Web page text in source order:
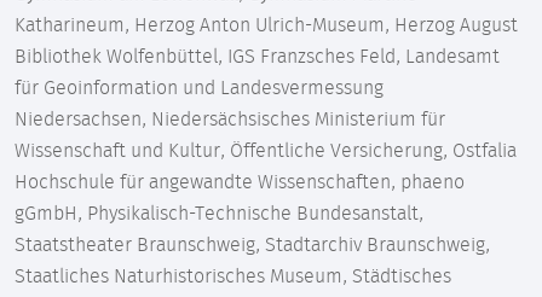
Katharineum, Herzog Anton Ulrich-Museum, Herzog August
Bibliothek Wolfenbüttel, IGS Franzsches Feld, Landesamt
für Geoinformation und Landesvermessung
Niedersachsen, Niedersächsisches Ministerium für
Wissenschaft und Kultur, Öffentliche Versicherung, Ostfalia
Hochschule für angewandte Wissenschaften, phaeno
gGmbH, Physikalisch-Technische Bundesanstalt,
Staatstheater Braunschweig, Stadtarchiv Braunschweig,
Staatliches Naturhistorisches Museum, Städtisches